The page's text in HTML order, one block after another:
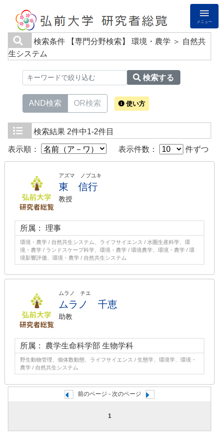
メニュー
検索条件
【専門分野検索】 環境・農学 ＞ 自然共
生システム
検索する
AND検索 OR検索 使い方
検索結果 2件中1-2件目
表示順： 表示件数： 件ずつ
アズマ ノブユキ
東 信行
教授
所属： 理事
環境・農学 / 自然共生システム、ライフサイエンス / 水圏生産科学、環
境・農学 / ランドスケープ科学、環境・農学 / 環境農学、環境・農学 / 環
境影響評価、環境・農学 / 自然共生システム
ムラノ チエ
ムラノ 千恵
助教
所属： 農学生命科学部 生物学科
野生動物管理、個体数動態、ライフサイエンス / 生態学、環境学、環境・
農学 / 自然共生システム
前のページ - 次のページ
1